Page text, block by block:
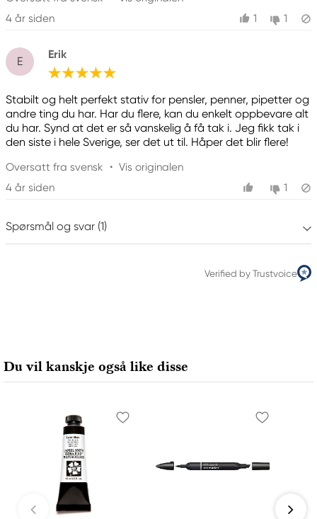
4 år siden
1 1
E
Erik
Stabilt og helt perfekt stativ for pensler, penner, pipetter og
andre ting du har. Har du flere, kan du enkelt oppbevare alt
du har. Synd at det er så vanskelig å få tak i. Jeg fikk tak i
den siste i hele Sverige, ser det ut til. Håper det blir flere!
Oversatt fra svensk • Vis originalen
4 år siden
1
Spørsmål og svar (1)
Verified by Trustvoice
Du vil kanskje også like disse